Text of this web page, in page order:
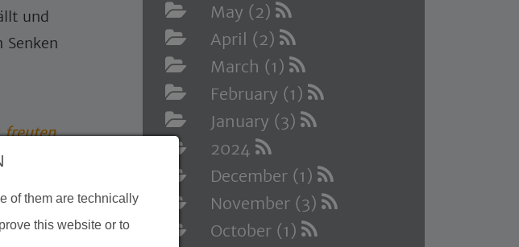
und
freuten
des
May (2)
April (2)
March (1)
February (1)
January (3)
2024
December (1)
November (3)
October (1)
of them are technically
this website or to